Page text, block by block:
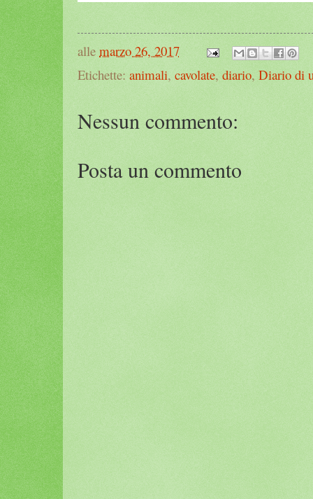
alle marzo 26, 2017
Etichette: animali, cavolate, diario, Diario di
Nessun commento:
Posta un commento